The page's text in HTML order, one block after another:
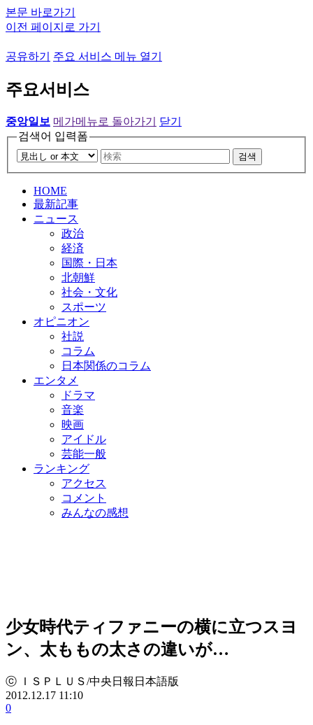
본문 바로가기
이전 페이지로 가기
공유하기 주요 서비스 메뉴 열기
주요서비스
중앙일보 메가메뉴로 돌아가기
닫기
검색어 입력폼
검색
HOME
最新記事
ニュース
政治
経済
国際・日本
北朝鮮
社会・文化
スポーツ
オピニオン
社説
コラム
日本関係のコラム
エンタメ
ドラマ
音楽
映画
アイドル
芸能一般
ランキング
アクセス
コメント
みんなの感想
少女時代ティファニーの横に立つスヨ
ン、太ももの太さの違いが…
ⓒ ＩＳＰＬＵＳ/中央日報日本語版
2012.12.17 11:10
0